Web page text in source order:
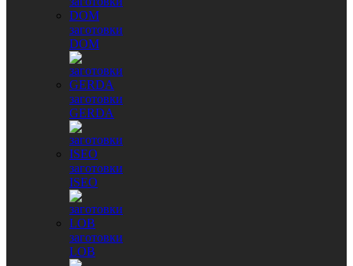
заготовки
DOM
заготовки
GERDA
заготовки
ISEO
заготовки
LOB